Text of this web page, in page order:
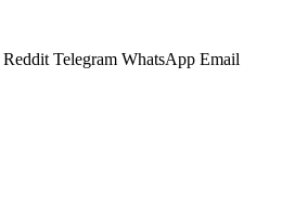
Reddit Telegram WhatsApp Email